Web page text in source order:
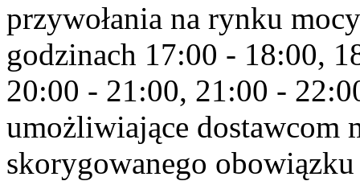
przywołania na rynku
godzinach 17:00 - 18:00,
20:00 - 21:00, 21:00 -
umożliwiające dostawcom
skorygowanego